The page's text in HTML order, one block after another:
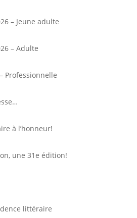
– Jeune adulte
– Adulte
Professionnelle
à l’honneur!
une 31e édition!
littéraire